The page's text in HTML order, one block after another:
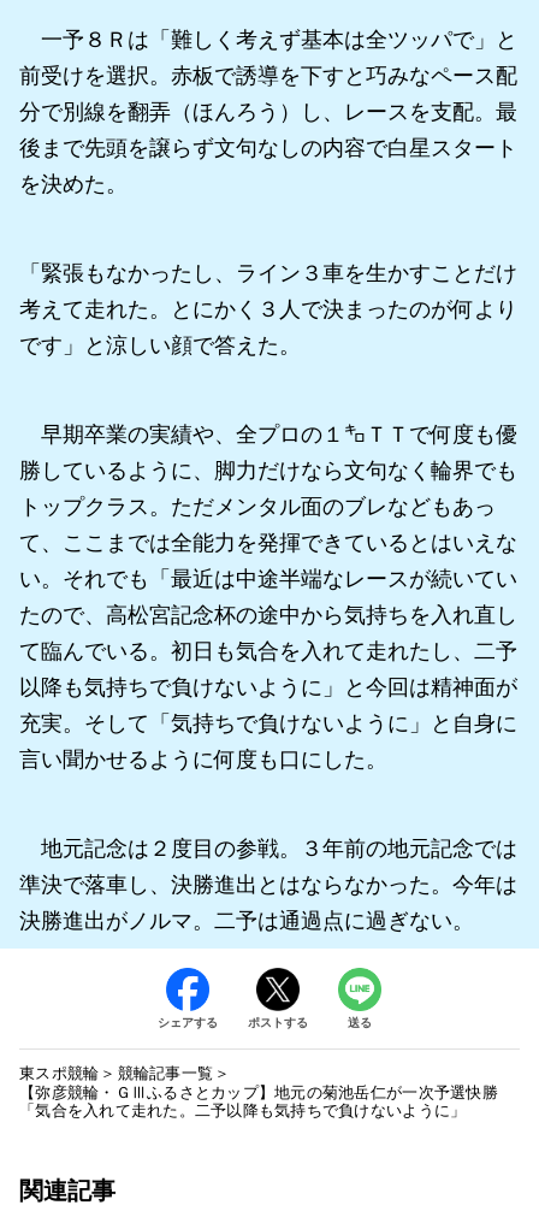
一予８Ｒは「難しく考えず基本は全ツッパで」と
前受けを選択。赤板で誘導を下すと巧みなペース配
分で別線を翻弄（ほんろう）し、レースを支配。最
後まで先頭を譲らず文句なしの内容で白星スタート
を決めた。
「緊張もなかったし、ライン３車を生かすことだけ
考えて走れた。とにかく３人で決まったのが何より
です」と涼しい顔で答えた。
早期卒業の実績や、全プロの１㌔ＴＴで何度も優
勝しているように、脚力だけなら文句なく輪界でも
トップクラス。ただメンタル面のブレなどもあっ
て、ここまでは全能力を発揮できているとはいえな
い。それでも「最近は中途半端なレースが続いてい
たので、高松宮記念杯の途中から気持ちを入れ直し
て臨んでいる。初日も気合を入れて走れたし、二予
以降も気持ちで負けないように」と今回は精神面が
充実。そして「気持ちで負けないように」と自身に
言い聞かせるように何度も口にした。
地元記念は２度目の参戦。３年前の地元記念では
準決で落車し、決勝進出とはならなかった。今年は
決勝進出がノルマ。二予は通過点に過ぎない。
シェアする ポストする 送る
東スポ競輪
競輪記事一覧
【弥彦競輪・ＧⅢふるさとカップ】地元の菊池岳仁が一次予選快勝
「気合を入れて走れた。二予以降も気持ちで負けないように」
関連記事